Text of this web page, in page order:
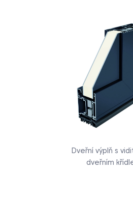
Dveřní výplň s
dveřním